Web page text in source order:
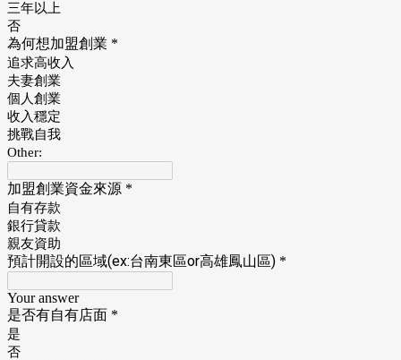
三年以上
否
為何想加盟創業 *
追求高收入
夫妻創業
個人創業
收入穩定
挑戰自我
Other:
加盟創業資金來源 *
自有存款
銀行貸款
親友資助
預計開設的區域(ex:台南東區or高雄鳳山區) *
Your answer
是否有自有店面 *
是
否